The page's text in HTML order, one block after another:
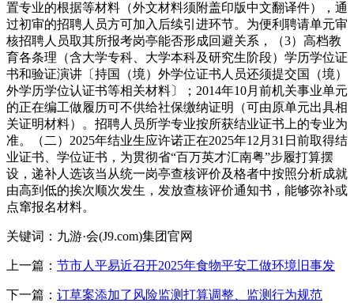
置专业的根据等材料（外文材料须附盖印版中文翻译件），通
过初审的招聘人员方可加入后续引进环节。为便利聘请单元审
核招聘人员取其所报考岗亭能否形成回避关系，（3）高档教
育各条理（含大学专科、大学本科及研究生阶段）学历学位证
书和验证演讲〔持国（境）外学位证书人员还须提交国（境）
外学历学位认证书等相关材料〕；2014年10月前机关事业单元
的正在编工做履历可不供给社保缴纳证明（可由原单元出具相
关证明材料）。招聘人员所学专业按所获结业证书上的专业为
准。（二）2025年结业生应许诺正在2025年12月31日前取得结
业证书、学位证书，为贯彻省“百万英才汇南粤”步履打算摆
设，递补人选该当从统一岗亭查核评价及格者中按照分析成就
由高到低的挨次顺次发生，发放查核评价通知书，能够弥补或
点窜报名材料。
关键词：九游·会(J9.com)集团官网
上一篇： 节市人平易近召开2025年食物平安工做环境旧事发
下一篇： 订草案添加了风险监测打算调整、监测行为规范